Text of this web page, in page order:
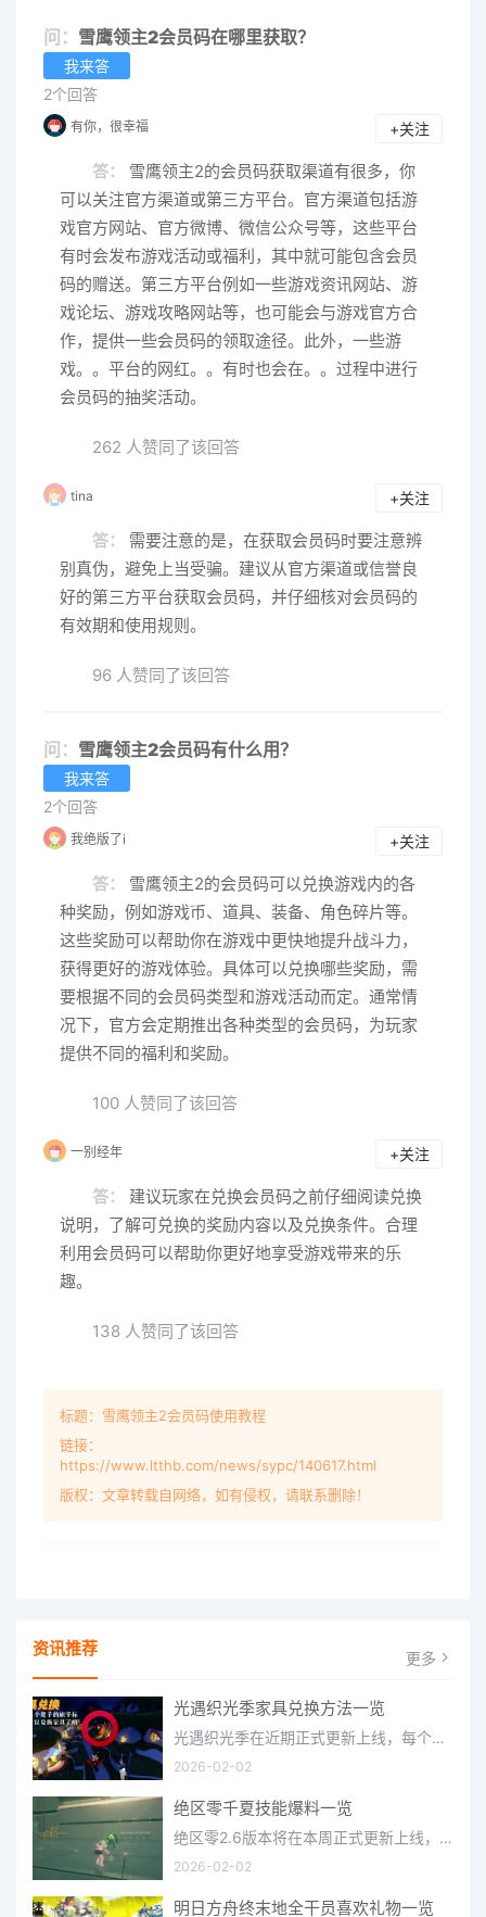
问： 雪鹰领主2会员码在哪里获取？
我来答
2个回答
有你，很幸福 +关注
答：
雪鹰领主2的会员码获取渠道有很多，你
可以关注官方渠道或第三方平台。官方渠道包括游
戏官方网站、官方微博、微信公众号等，这些平台
有时会发布游戏活动或福利，其中就可能包含会员
码的赠送。第三方平台例如一些游戏资讯网站、游
戏论坛、游戏攻略网站等，也可能会与游戏官方合
作，提供一些会员码的领取途径。此外，一些游
戏。。平台的网红。。有时也会在。。过程中进行
会员码的抽奖活动。
262 人赞同了该回答
tina +关注
答：
需要注意的是，在获取会员码时要注意辨
别真伪，避免上当受骗。建议从官方渠道或信誉良
好的第三方平台获取会员码，并仔细核对会员码的
有效期和使用规则。
96 人赞同了该回答
问： 雪鹰领主2会员码有什么用？
我来答
2个回答
我绝版了i +关注
答：
雪鹰领主2的会员码可以兑换游戏内的各
种奖励，例如游戏币、道具、装备、角色碎片等。
这些奖励可以帮助你在游戏中更快地提升战斗力，
获得更好的游戏体验。具体可以兑换哪些奖励，需
要根据不同的会员码类型和游戏活动而定。通常情
况下，官方会定期推出各种类型的会员码，为玩家
提供不同的福利和奖励。
100 人赞同了该回答
一别经年 +关注
答：
建议玩家在兑换会员码之前仔细阅读兑换
说明，了解可兑换的奖励内容以及兑换条件。合理
利用会员码可以帮助你更好地享受游戏带来的乐
趣。
138 人赞同了该回答
标题：雪鹰领主2会员码使用教程
链接：
https://www.ltthb.com/news/sypc/140617.html
版权：文章转载自网络，如有侵权，请联系删除！
资讯推荐 更多
光遇织光季家具兑换方法一览
光遇织光季在近期正式更新上线，每个季节都有着许多全新内容和资讯可以让你来体验，不少刚体验的小伙伴想要知道
2026-02-02
绝区零千夏技能爆料一览
绝区零2.6版本将在本周正式更新上线，上周的前瞻直播官方给玩家们带来关于最新版本的卡池信息和相关活动内容，
2026-02-02
明日方舟终末地全干员喜欢礼物一览